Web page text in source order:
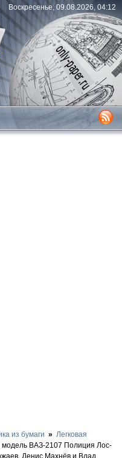
Воскресенье, 09.08.2026, 04:12
из бумаги
Легковая
ВАЗ-2107 Полиция Лос-
Денис Махнёв и Влад